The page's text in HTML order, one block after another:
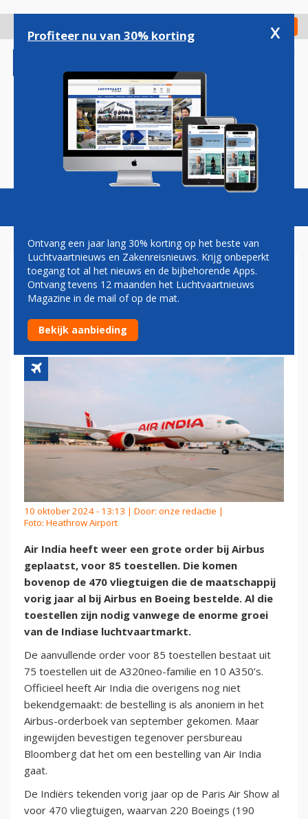
gaan
Check in
Magazine Podcasts Vacatures
AIR INDIA PLAATST WEER
EEN GROTE VLIEGTUIGORDER
BIJ AIRBUS
10 oktober 2024 - 13:13 | Door: onze redactie |
Foto: Heathrow Airport
Air India heeft weer een grote order bij Airbus
geplaatst, voor 85 toestellen. Die komen
bovenop de 470 vliegtuigen die de maatschappij
vorig jaar al bij Airbus en Boeing bestelde. Al die
toestellen zijn nodig vanwege de enorme groei
van de Indiase luchtvaartmarkt.
De aanvullende order voor 85 toestellen bestaat uit
75 toestellen uit de A320neo-familie en 10 A350’s.
Officieel heeft Air India die overigens nog niet
bekendgemaakt: de bestelling is als anoniem in het
Airbus-orderboek van september gekomen. Maar
ingewijden bevestigen tegenover persbureau
Bloomberg dat het om een bestelling van Air India
gaat.
De Indiërs tekenden vorig jaar op de Paris Air Show al
voor 470 vliegtuigen, waarvan 220 Boeings (190
Profiteer nu van 30% korting x
Ontvang een jaar lang 30% korting op het beste van
Luchtvaartnieuws en Zakenreisnieuws. Krijg onbeperkt
toegang tot al het nieuws en de bijbehorende Apps.
Ontvang tevens 12 maanden het Luchtvaartnieuws
Magazine in de mail of op de mat.
Bekijk aanbieding